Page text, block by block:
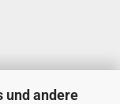
und andere